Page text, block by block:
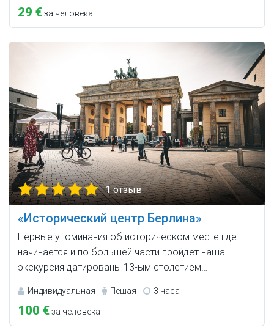
29 €за человека
1 отзыв
«Исторический центр Берлина»
Первые упоминания об историческом месте где
начинается и по большей части пройдет наша
экскурсия датированы 13-ым столетием…
Индивидуальная Пешая 3 часа
100 €за человека